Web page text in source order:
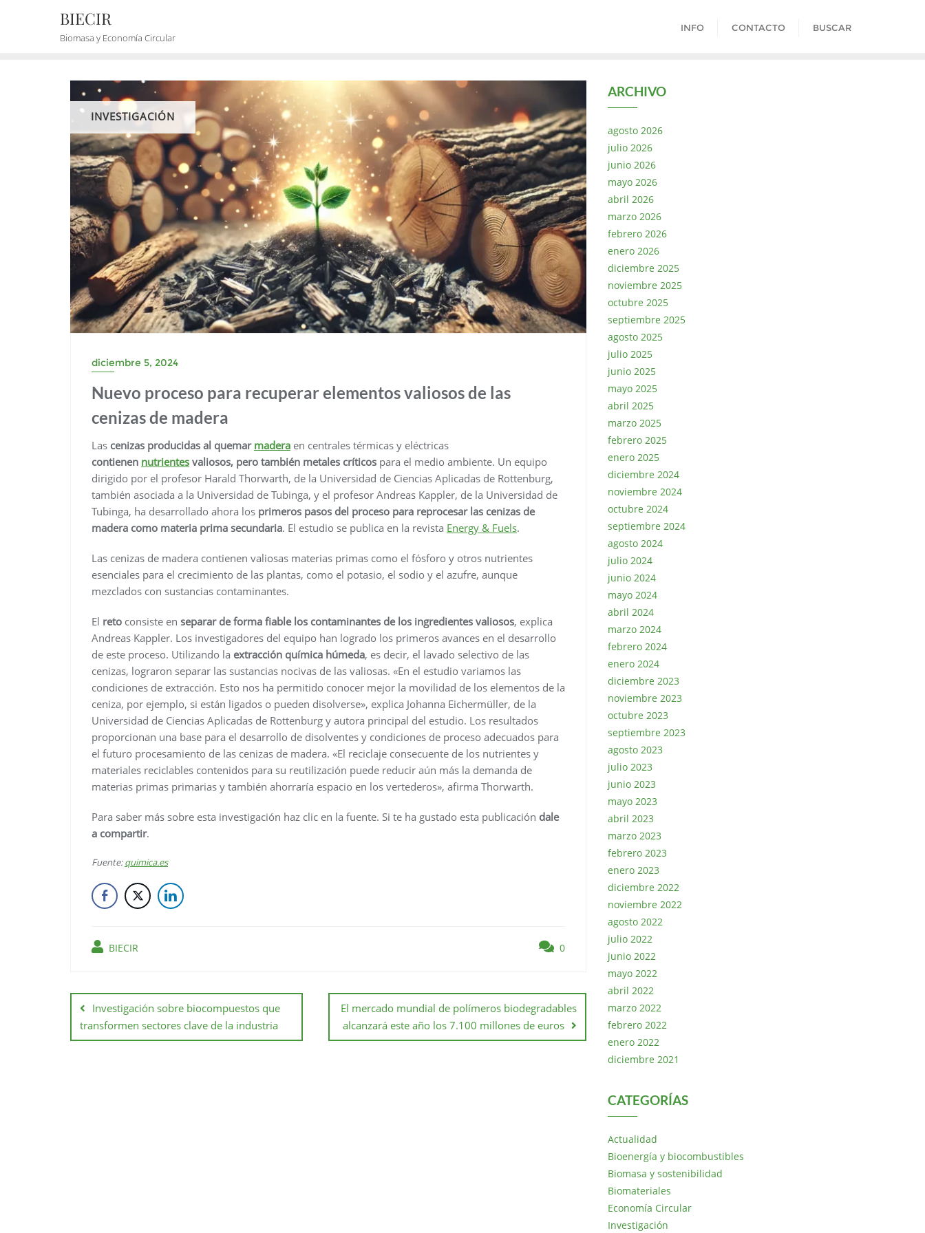
BIECIR
Biomasa y Economía Circular
INFO CONTACTO BUSCAR
INVESTIGACIÓN
diciembre 5, 2024
Nuevo proceso para recuperar elementos valiosos de las
cenizas de madera
Las cenizas producidas al quemar madera en centrales térmicas y eléctricas
contienen nutrientes valiosos, pero también metales críticos para el medio ambiente. Un equipo
dirigido por el profesor Harald Thorwarth, de la Universidad de Ciencias Aplicadas de Rottenburg,
también asociada a la Universidad de Tubinga, y el profesor Andreas Kappler, de la Universidad de
Tubinga, ha desarrollado ahora los primeros pasos del proceso para reprocesar las cenizas de
madera como materia prima secundaria. El estudio se publica en la revista Energy & Fuels.
Las cenizas de madera contienen valiosas materias primas como el fósforo y otros nutrientes
esenciales para el crecimiento de las plantas, como el potasio, el sodio y el azufre, aunque
mezclados con sustancias contaminantes.
El reto consiste en separar de forma fiable los contaminantes de los ingredientes valiosos, explica
Andreas Kappler. Los investigadores del equipo han logrado los primeros avances en el desarrollo
de este proceso. Utilizando la extracción química húmeda, es decir, el lavado selectivo de las
cenizas, lograron separar las sustancias nocivas de las valiosas. «En el estudio variamos las
condiciones de extracción. Esto nos ha permitido conocer mejor la movilidad de los elementos de la
ceniza, por ejemplo, si están ligados o pueden disolverse», explica Johanna Eichermüller, de la
Universidad de Ciencias Aplicadas de Rottenburg y autora principal del estudio. Los resultados
proporcionan una base para el desarrollo de disolventes y condiciones de proceso adecuados para
el futuro procesamiento de las cenizas de madera. «El reciclaje consecuente de los nutrientes y
materiales reciclables contenidos para su reutilización puede reducir aún más la demanda de
materias primas primarias y también ahorraría espacio en los vertederos», afirma Thorwarth.
Para saber más sobre esta investigación haz clic en la fuente. Si te ha gustado esta publicación dale
a compartir.
Fuente:quimica.es
BIECIR 0
Investigación sobre biocompuestos que
transformen sectores clave de la industria
El mercado mundial de polímeros biodegradables
alcanzará este año los 7.100 millones de euros
ARCHIVO
agosto 2026
julio 2026
junio 2026
mayo 2026
abril 2026
marzo 2026
febrero 2026
enero 2026
diciembre 2025
noviembre 2025
octubre 2025
septiembre 2025
agosto 2025
julio 2025
junio 2025
mayo 2025
abril 2025
marzo 2025
febrero 2025
enero 2025
diciembre 2024
noviembre 2024
octubre 2024
septiembre 2024
agosto 2024
julio 2024
junio 2024
mayo 2024
abril 2024
marzo 2024
febrero 2024
enero 2024
diciembre 2023
noviembre 2023
octubre 2023
septiembre 2023
agosto 2023
julio 2023
junio 2023
mayo 2023
abril 2023
marzo 2023
febrero 2023
enero 2023
diciembre 2022
noviembre 2022
agosto 2022
julio 2022
junio 2022
mayo 2022
abril 2022
marzo 2022
febrero 2022
enero 2022
diciembre 2021
CATEGORÍAS
Actualidad
Bioenergía y biocombustibles
Biomasa y sostenibilidad
Biomateriales
Economía Circular
Investigación